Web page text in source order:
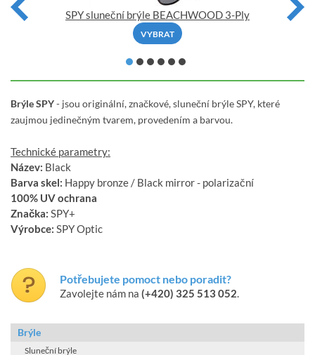
SPY sluneční brýle BEACHWOOD 3-Ply
VYBRAT
Brýle SPY- jsou originální, značkové, sluneční brýle SPY, které
zaujmou jedinečným tvarem, provedením a barvou.
Technické parametry:
Název: Black
Barva skel: Happy bronze / Black mirror - polarizační
100% UV ochrana
Značka: SPY+
Výrobce: SPY Optic
Potřebujete pomoct nebo poradit?
Zavolejte nám na (+420) 325 513 052
Brýle
Sluneční brýle